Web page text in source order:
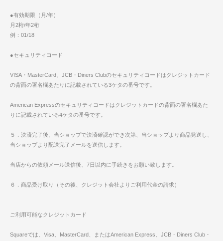
●有効期限（月/年）
月2桁/年2桁
例：01/18
●セキュリティコード
VISA・MasterCard、JCB・Diners Clubのセキュリティコードはクレジットカード
の背面の署名欄あたりに記載されている3ケタの番号です。
American Expressのセキュリティコードはクレジットカードの背面の署名欄あた
りに記載されている4ケタの番号です。
５．決済完了後、当ショップで決済確認ができ次第、当ショップより商品発送し、
当ショップより配送完了メールを送信します。
当店からの依頼メール送信後、7日以内に手続きをお願い致します。
６．商品受け取り（その後、クレジット会社よりご利用代金の請求）
ご利用可能なクレジットカード
Squareでは、Visa、MasterCard、またはAmerican Express、JCB・Diners Club・